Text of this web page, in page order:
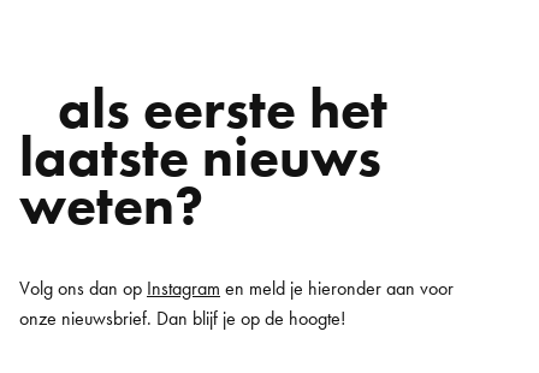
als eerste het
laatste nieuws
weten?
Volg ons dan op Instagram en meld je hieronder aan voor
onze nieuwsbrief. Dan blijf je op de hoogte!